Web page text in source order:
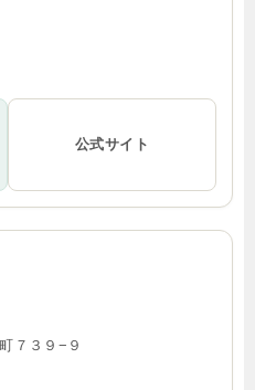
公式サイト
７３９−９